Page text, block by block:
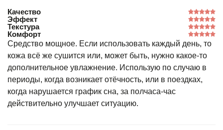
Качество
Эффект
Текстура
Комфорт
Средство мощное. Если использовать каждый день, то
кожа всё же сушится или, может быть, нужно какое-то
дополнительное увлажнение. Использую по случаю в
периоды, когда возникает отёчность, или в поездках,
когда нарушается график сна, за полчаса-час
действительно улучшает ситуацию.